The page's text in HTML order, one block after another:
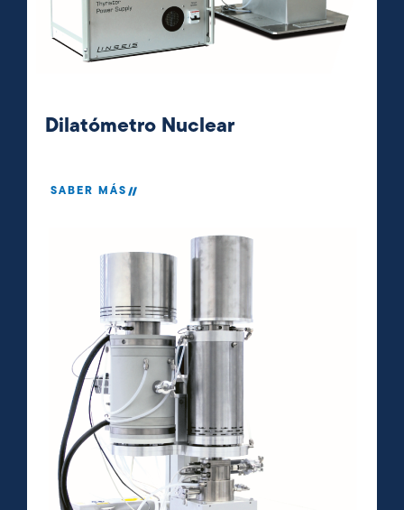
Dilatómetro Nuclear
SABER MÁS